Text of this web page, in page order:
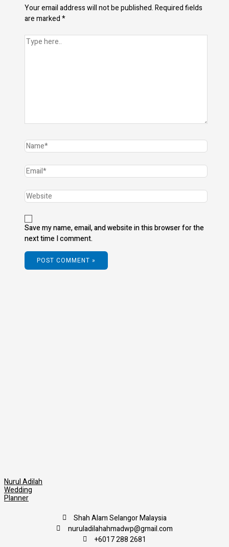
Your email address will not be published.Required fields
are marked*
Save my name, email, and website in this browser for the
next time I comment.
Nurul Adilah
Wedding
Planner
Shah Alam Selangor Malaysia
nuruladilahahmadwp@gmail.com
+6017 288 2681